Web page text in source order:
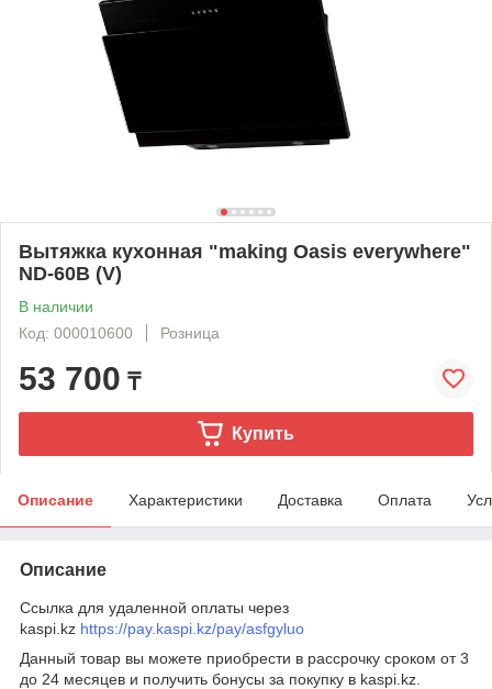
Вытяжка кухонная "making Oasis everywhere"
ND-60B (V)
В наличии
Код: 000010600
Розница
53 700 ₸
Купить
Описание Характеристики Доставка Оплата
Описание
Ссылка для удаленной оплаты через
kaspi.kz https://pay.kaspi.kz/pay/asfgyluo
Данный товар вы можете приобрести в рассрочку сроком от 3
до 24 месяцев и получить бонусы за покупку в kaspi.kz.